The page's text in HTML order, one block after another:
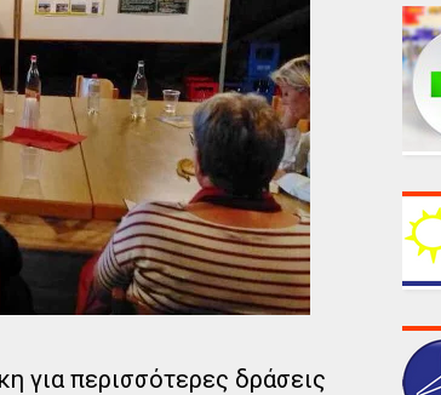
για περισσότερες δράσεις